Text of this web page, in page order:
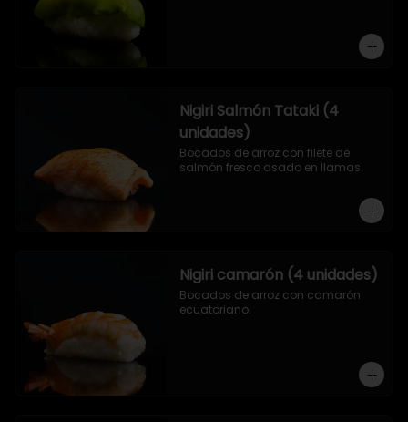
Nigiri Salmón Tataki (4
unidades)
Bocados de arroz con filete de
salmón fresco asado en llamas.
Nigiri camarón (4 unidades)
Bocados de arroz con camarón
ecuatoriano.